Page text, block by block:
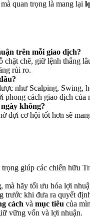
mà quan trọng là mang lại
trên mỗi giao dịch?
chẽ, giữ lệnh thắng
rủi ro.
như Scalping, Swing,
phong cách giao dịch của
không?
đợi cơ hội tốt hơn sẽ
trọng giúp các chiến hữu
, mà hãy tối ưu hóa lợi
trước khi đưa ra quyết
cách và mục tiêu của
vững vốn và lợi nhuận.